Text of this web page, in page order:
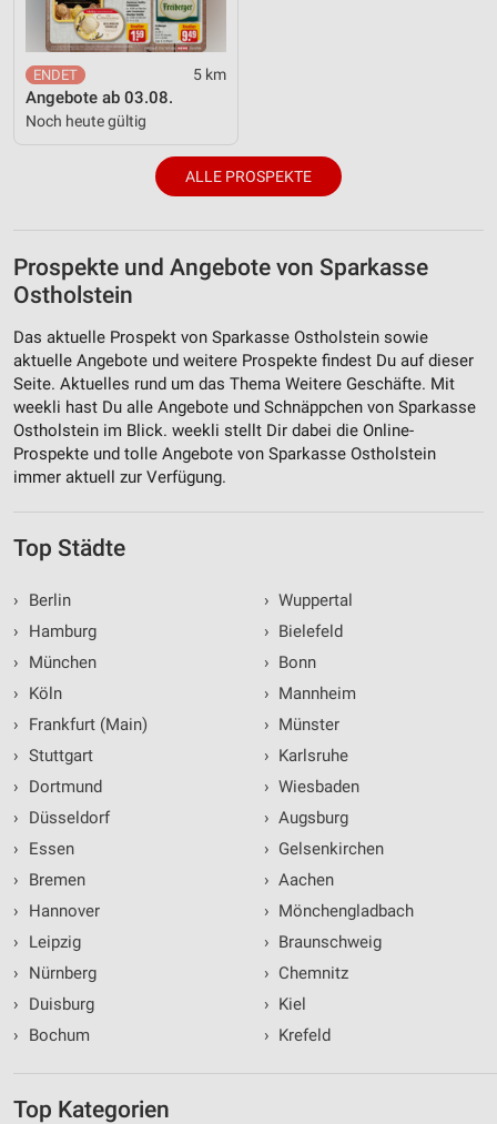
5 km
Angebote ab 03.08.
Noch heute gültig
ALLE PROSPEKTE
Prospekte und Angebote von Sparkasse
Ostholstein
Das aktuelle Prospekt von Sparkasse Ostholstein sowie
aktuelle Angebote und weitere Prospekte findest Du auf dieser
Seite. Aktuelles rund um das Thema Weitere Geschäfte. Mit
weekli hast Du alle Angebote und Schnäppchen von Sparkasse
Ostholstein im Blick. weekli stellt Dir dabei die Online-
Prospekte und tolle Angebote von Sparkasse Ostholstein
immer aktuell zur Verfügung.
Top Städte
›
Berlin
›
Hamburg
›
München
›
Köln
›
Frankfurt (Main)
› Stuttgart
›
Dortmund
›
Düsseldorf
›
Essen
›
Bremen
›
Hannover
›
Leipzig
›
Nürnberg
›
Duisburg
›
Bochum
› Wuppertal
› Bielefeld
› Bonn
› Mannheim
› Münster
› Karlsruhe
› Wiesbaden
› Augsburg
› Gelsenkirchen
› Aachen
› Mönchengladbach
› Braunschweig
› Chemnitz
› Kiel
› Krefeld
Top Kategorien